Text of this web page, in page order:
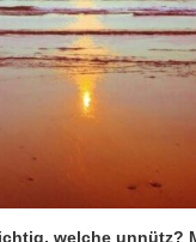
welche unnütz?